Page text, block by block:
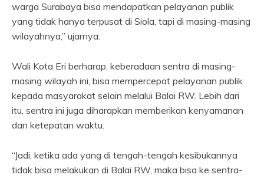
warga Surabaya bisa mendapatkan pelayanan publik
yang tidak hanya terpusat di Siola, tapi di masing-masing
wilayahnya,” ujarnya.
Wali Kota Eri berharap, keberadaan sentra di masing-
masing wilayah ini, bisa mempercepat pelayanan publik
kepada masyarakat selain melalui Balai RW. Lebih dari
itu, sentra ini juga diharapkan memberikan kenyamanan
dan ketepatan waktu.
“Jadi, ketika ada yang di tengah-tengah kesibukannya
tidak bisa melakukan di Balai RW, maka bisa ke sentra-